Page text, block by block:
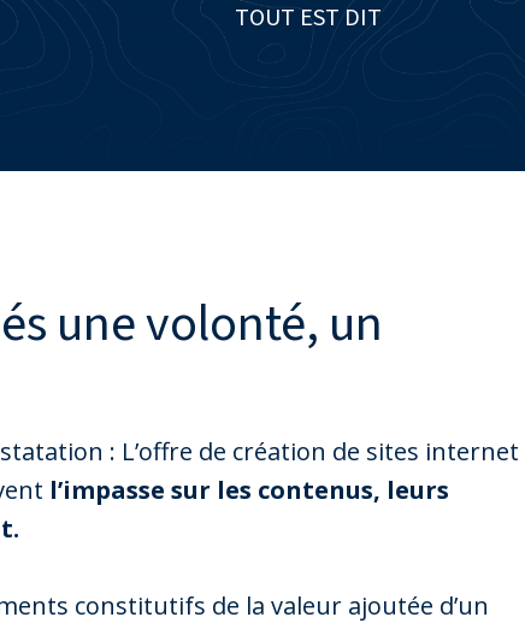
TOUT EST DIT
une volonté, un
: L’offre de création de sites internet
l’impasse sur les contenus, leurs
constitutifs de la valeur ajoutée d’un